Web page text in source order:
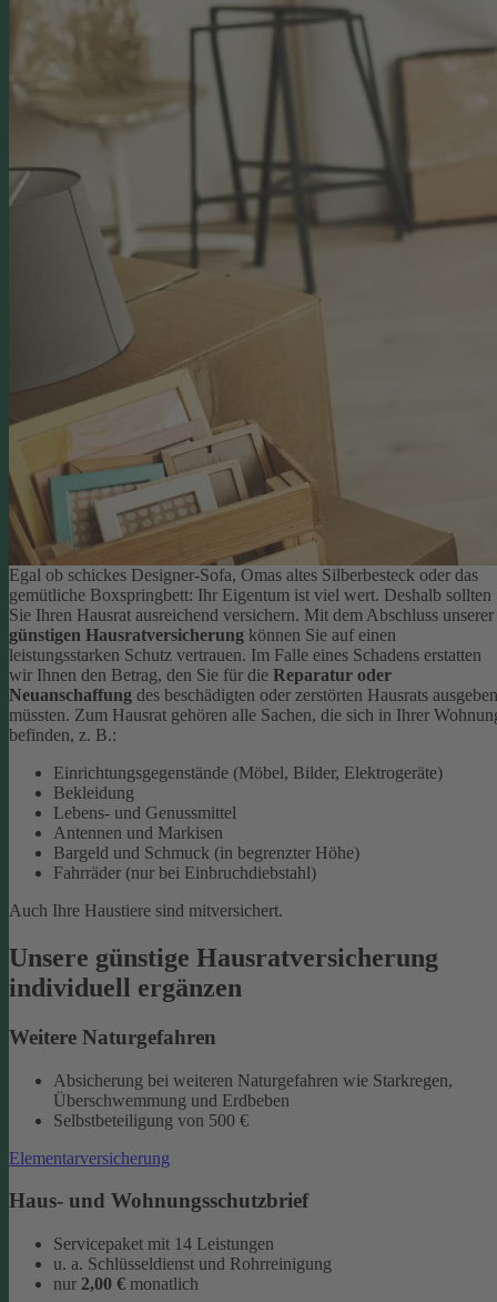
Egal ob schickes Designer-Sofa, Omas altes Silberbesteck oder das
gemütliche Boxspringbett: Ihr Eigentum ist viel wert. Deshalb sollten
Sie Ihren Hausrat ausreichend versichern. Mit dem Abschluss unserer
günstigen Hausratversicherung können Sie auf einen
leistungsstarken Schutz vertrauen. Im Falle eines Schadens erstatten
wir Ihnen den Betrag, den Sie für die Reparatur oder
Neuanschaffung des beschädigten oder zerstörten Hausrats ausgeben
müssten. Zum Hausrat gehören alle Sachen, die sich in Ihrer
befinden, z. B.:
Einrichtungsgegenstände (Möbel, Bilder, Elektrogeräte)
Bekleidung
Lebens- und Genussmittel
Antennen und Markisen
Bargeld und Schmuck (in begrenzter Höhe)
Fahrräder (nur bei Einbruchdiebstahl)
Auch Ihre Haustiere sind mitversichert.
Unsere günstige Hausratversicherung
individuell ergänzen
Weitere Naturgefahren
Absicherung bei weiteren Naturgefahren wie Starkregen,
Überschwemmung und Erdbeben
Selbstbeteiligung von 500 €
Elementarversicherung
Haus- und Wohnungsschutzbrief
Servicepaket mit 14 Leistungen
u. a. Schlüsseldienst und Rohrreinigung
nur 2,00 € monatlich